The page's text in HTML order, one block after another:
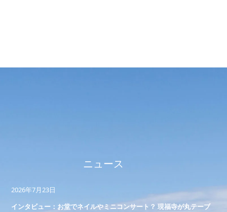
ニュース
2026年7月23日
インタビュー：お堂でネイルやミニコンサート？ 現福寺が丸テーブ